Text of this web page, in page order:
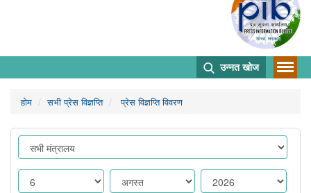
उन्नत खोज
होम सभी प्रेस विज्ञप्ति प्रेस विज्ञप्ति विवरण